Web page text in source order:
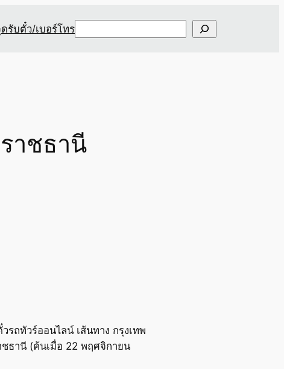
รับตั๋ว/เบอร์โทรSearch
าชธานี
รถทัวร์ออนไลน์ เส้นทาง กรุงเทพ
ชธานี (ค้นเมื่อ 22 พฤศจิกายน